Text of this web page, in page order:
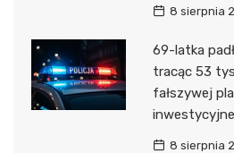
8 sierpnia
69-latka
tracąc 53
fałszywej
8 sierpnia